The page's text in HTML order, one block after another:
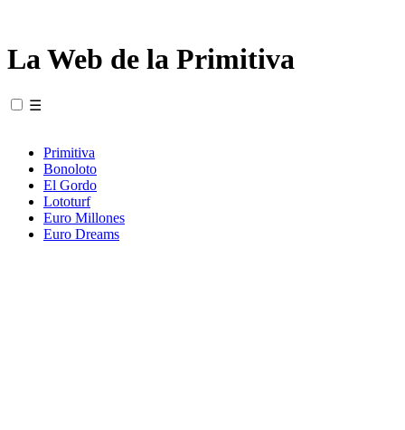
La Web de la Primitiva
☰
Primitiva
Bonoloto
El Gordo
Lototurf
Euro Millones
Euro Dreams